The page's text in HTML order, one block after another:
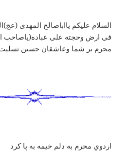
السلام عليكم يااباصالح المهدى
فى ارض وحجته على عباده(ياصاحب
محرم بر شما وعاشقان حسين
اردوي محرم به دلم خيمه به پا كرد